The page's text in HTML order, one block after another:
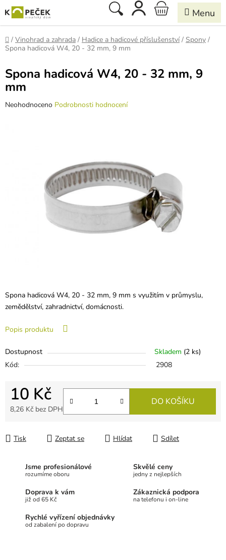
na
obsah
Hledat
NÁKUPNÍ
KOŠÍK
Domů
/ Vinohrad a zahrada / Hadice a hadicové příslušenství / Spony /
Spona hadicová W4, 20 - 32 mm, 9 mm
Spona hadicová W4, 20 - 32 mm, 9 mm s využitím v průmyslu,
zemědělství, zahradnictví, domácnosti.
Popis produktu
Dostupnost Skladem (2 ks)
Kód:
2908
10 Kč
8,26 Kč bez DPH
DO KOŠÍKU
Tisk Zeptat se Hlídat Sdílet
Spona hadicová W4, 20 - 32 mm, 9
mm
Průměrné
Neohodnoceno Podrobnosti hodnocení
Jsme profesionálové
rozumíme oboru
Skvělé ceny
jedny z nejlepších
Doprava k vám
již od 65 Kč
Zákaznická podpora
na telefonu i on-line
Rychlé vyřízení objednávky
od zabalení po dopravu